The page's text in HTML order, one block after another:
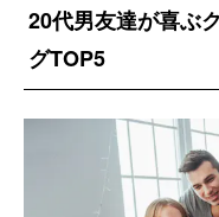
20代男友達が喜ぶ
グTOP5